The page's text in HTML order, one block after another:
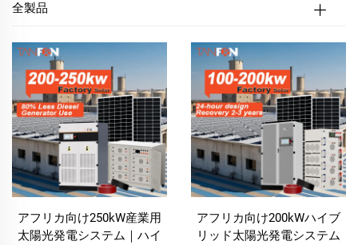
全製品
アフリカ向け250kW産業用
太陽光発電システム｜ハイ
アフリカ向け200kWハイブ
リッド太陽光発電システム